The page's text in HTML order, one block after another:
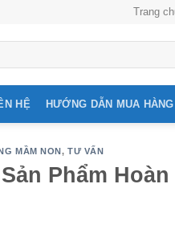
Trang
HỆ HƯỚNG DẪN MUA HÀNG
MẦM NON, TƯ VẤN
Phẩm Hoàn